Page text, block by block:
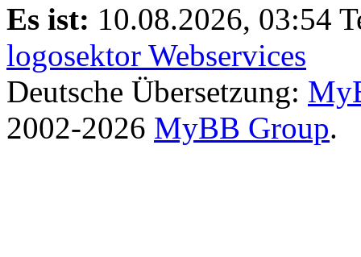
Es ist: 10.08.2026, 03:54
logosektor Webservices
Deutsche Übersetzung:
2002-2026 MyBB Group.